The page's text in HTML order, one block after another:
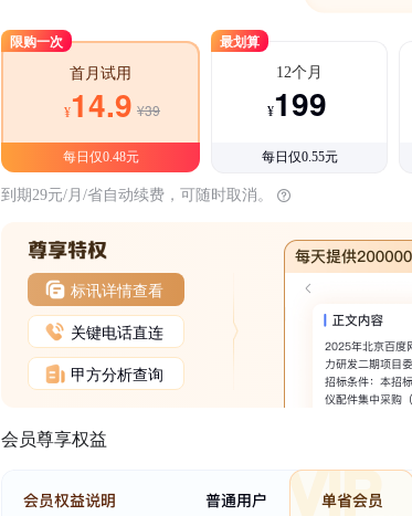
限购一次
首月试用
¥14.9 ¥39
每日仅0.48元
最划算
12个月
¥199
每日仅0.55元
到期29元/月/省自动续费，可随时取消。
标讯详情查看
关键电话直连
甲方分析查询
会员尊享权益